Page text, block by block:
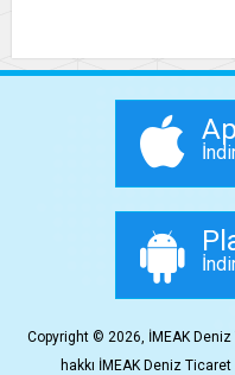
Copyright © 2026, İMEAK
hakkı İMEAK Deniz